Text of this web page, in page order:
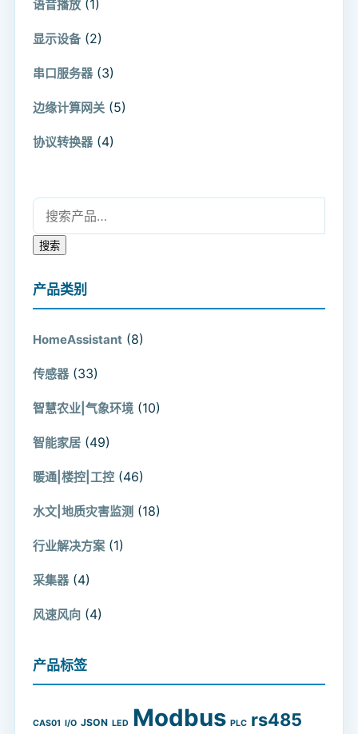
语音播放 (1)
显示设备 (2)
串口服务器 (3)
边缘计算网关 (5)
协议转换器 (4)
搜索：
搜索
产品类别
HomeAssistant (8)
传感器 (33)
智慧农业|气象环境 (10)
智能家居 (49)
暖通|楼控|工控 (46)
水文|地质灾害监测 (18)
行业解决方案 (1)
采集器 (4)
风速风向 (4)
产品标签
CAS01 I/O JSON LED Modbus PLC rs485